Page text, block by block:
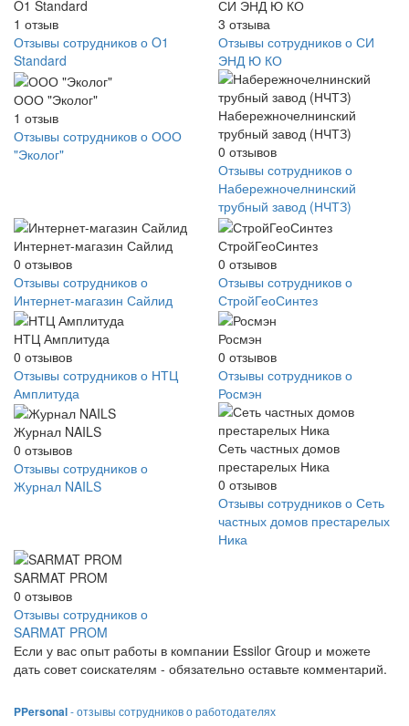
O1 Standard
1 отзыв
Отзывы сотрудников о O1
Standard
СИ ЭНД Ю КО
3 отзыва
Отзывы сотрудников о СИ
ЭНД Ю КО
ООО "Эколог"
1 отзыв
Отзывы сотрудников о ООО
"Эколог"
Набережночелнинский
трубный завод (НЧТЗ)
0 отзывов
Отзывы сотрудников о
Набережночелнинский
трубный завод (НЧТЗ)
Интернет-магазин Сайлид
0 отзывов
Отзывы сотрудников о
Интернет-магазин Сайлид
СтройГеоСинтез
0 отзывов
Отзывы сотрудников о
СтройГеоСинтез
НТЦ Амплитуда
0 отзывов
Отзывы сотрудников о НТЦ
Амплитуда
Росмэн
0 отзывов
Отзывы сотрудников о
Росмэн
Журнал NAILS
0 отзывов
Отзывы сотрудников о
Журнал NAILS
Сеть частных домов
престарелых Ника
0 отзывов
Отзывы сотрудников о Сеть
частных домов престарелых
Ника
SARMAT PROM
0 отзывов
Отзывы сотрудников о
SARMAT PROM
Если у вас опыт работы в компании Essilor Group и можете
дать совет соискателям - обязательно оставьте комментарий.
PPersonal- отзывы сотрудников о работодателях